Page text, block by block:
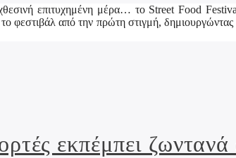
επιτυχημένη μέρα… το Street Food
από την πρώτη στιγμή,
εκπέμπει